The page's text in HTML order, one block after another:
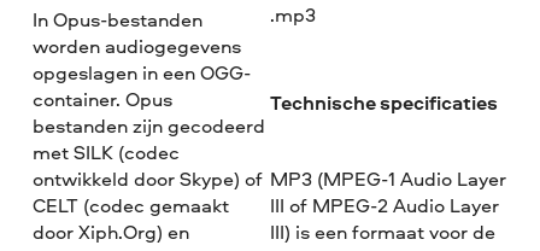
In Opus-bestanden
worden audiogegevens
opgeslagen in een OGG-
container. Opus
bestanden zijn gecodeerd
met SILK (codec
ontwikkeld door Skype) of
CELT (codec gemaakt
door Xiph.Org) en
.mp3
Technische specificaties
MP3 (MPEG-1 Audio Layer
III of MPEG-2 Audio Layer
III) is een formaat voor de